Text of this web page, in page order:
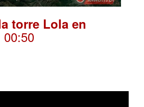
torre Lola en
00:50